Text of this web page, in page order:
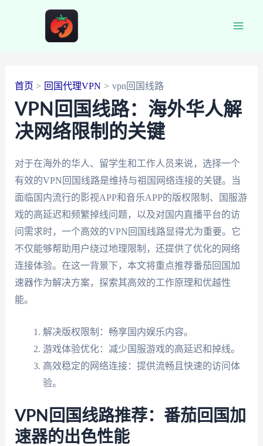
首页 回国代理VPN vpn回国线路
VPN回国线路：海外华人解
决网络限制的关键
对于在海外的华人、留学生和工作人员来说，选择一个
有效的VPN回国线路是维持与祖国网络连接的关键。当
面临国内流行的影视APP和音乐APP的版权限制、国服游
戏的高延迟和频繁掉线问题，以及对国内直播平台的访
问需求时，一个高效的VPN回国线路显得尤为重要。它
不仅能够帮助用户绕过地理限制，还提供了优化的网络
连接体验。在这一背景下，本文将重点推荐番茄回国加
速器作为解决方案，探索其高效的工作原理和优越性
能。
解决版权限制：畅享国内娱乐内容。
游戏体验优化：减少国服游戏的高延迟和掉线。
高效稳定的网络连接：提供流畅且快速的访问体
验。
VPN回国线路推荐：番茄回国加
速器的出色性能